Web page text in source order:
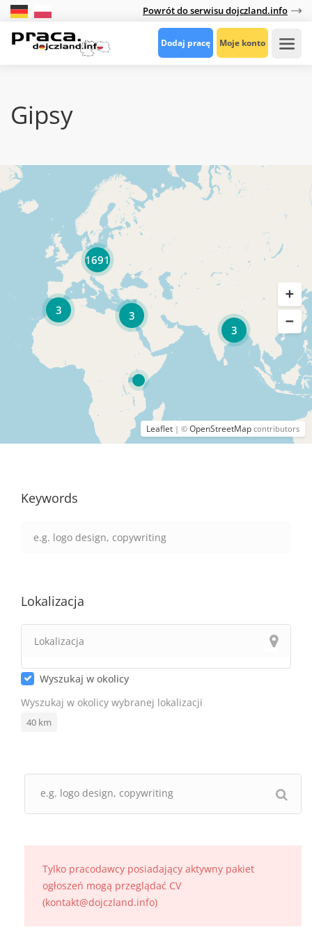
Powrót do serwisu dojczland.info
Dodaj pracę Moje konto
Gipsy
3
3
3
1691
Leaflet | © OpenStreetMap contributors
Keywords
Lokalizacja
Wyszukaj w okolicy
Wyszukaj w okolicy wybranej lokalizacji
40 km
Tylko pracodawcy posiadający aktywny pakiet
ogłoszeń mogą przeglądać CV
(kontakt@dojczland.info)